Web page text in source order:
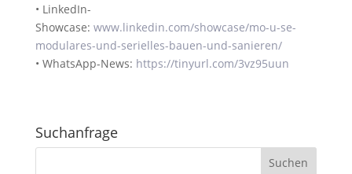
• LinkedIn-
Showcase: www.linkedin.com/showcase/mo-u-se-
modulares-und-serielles-bauen-und-sanieren/
• WhatsApp-News: https://tinyurl.com/3vz95uun
Suchanfrage